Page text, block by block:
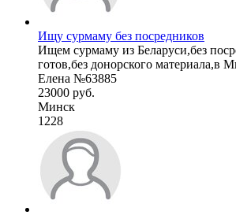
Ищу сурмаму без посредников
Ищем сурмаму из Беларуси,без
готов,без донорского материала,в
Елена №63885
23000 руб.
Минск
1228